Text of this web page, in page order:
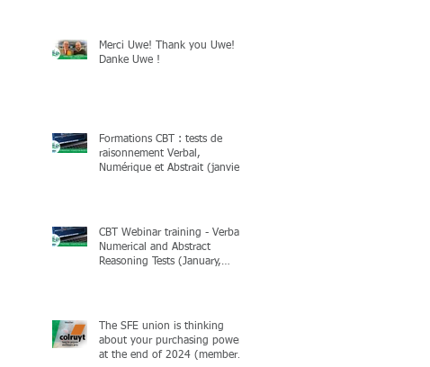
Merci Uwe! Thank you Uwe!
Danke Uwe !
Formations CBT : tests de
raisonnement Verbal,
Numérique et Abstrait (janvier,
CBT Webinar training - Verbal,
Numerical and Abstract
Reasoning Tests (January,
The SFE union is thinking
about your purchasing power
at the end of 2024 (members